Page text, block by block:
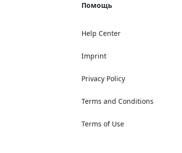
Помощь
Help Center
Imprint
Privacy Policy
Terms and Conditions
Terms of Use